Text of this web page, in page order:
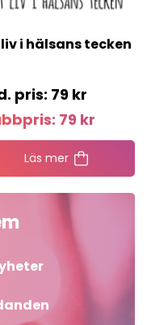
i hälsans tecken
79 kr
79 kr
Läs mer